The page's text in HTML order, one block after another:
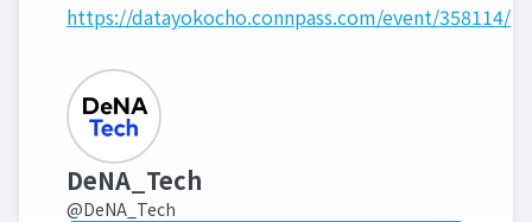
https://datayokocho.connpass.com/event/358114/
DeNA_Tech
@DeNA_Tech